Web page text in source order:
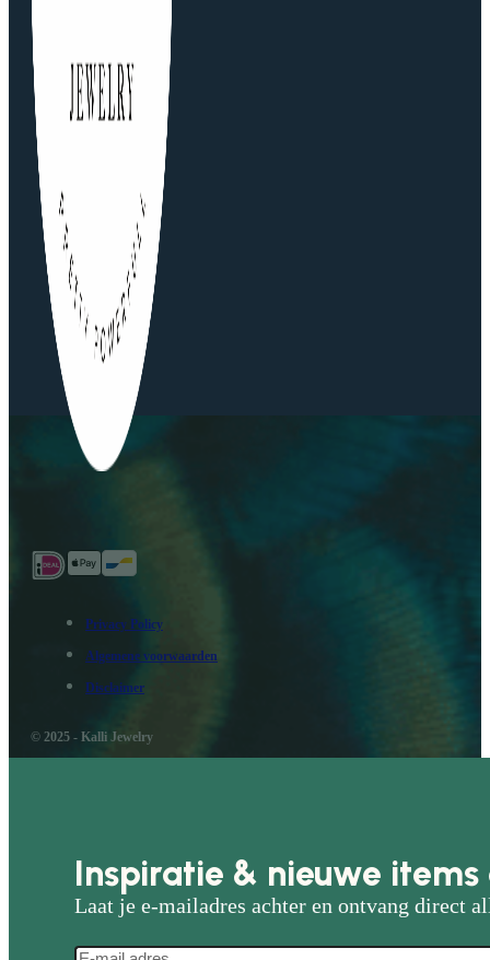
Privacy Policy
Algemene voorwaarden
Disclaimer
© 2025 - Kalli Jewelry
Inspiratie & nieuwe
Laat je e-mailadres achter en ontvang direct